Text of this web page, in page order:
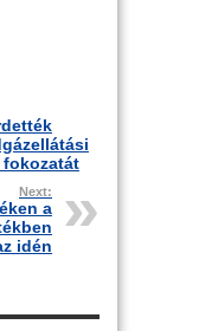
fokozatát
Next:
a
idén